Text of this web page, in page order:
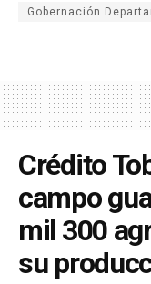
Gobernación
Crédito
campo
mil 300
su